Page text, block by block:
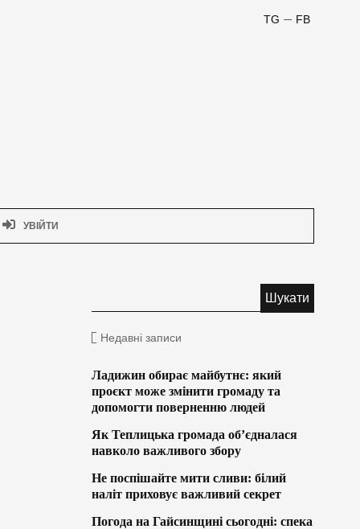
FB
TG
УВІЙТИ
Недавні записи
Ладижин обирає майбутнє: який
проєкт може змінити громаду та
допомогти поверненню людей
Як Теплицька громада об’єдналася
навколо важливого збору
Не поспішайте мити сливи: білий
наліт приховує важливий секрет
Погода на Гайсинщині сьогодні: спека